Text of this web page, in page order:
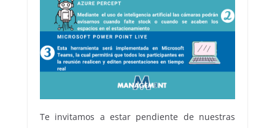
Te invitamos a estar pendiente de nuestras